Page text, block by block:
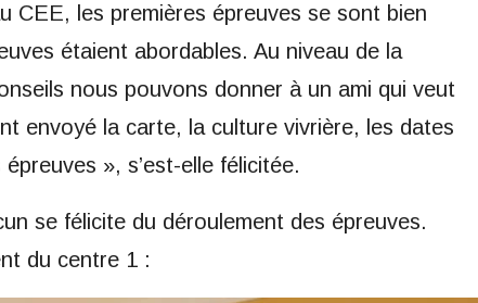
CEE, les premières épreuves se sont bien
étaient abordables. Au niveau de la
nous pouvons donner à un ami qui veut
envoyé la carte, la culture vivrière, les dates
», s’est-elle félicitée.
se félicite du déroulement des épreuves.
du centre 1 :